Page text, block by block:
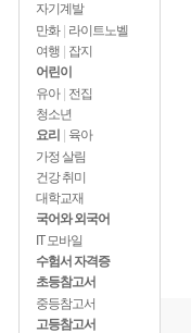
자기계발
만화 | 라이트노벨
여행
잡지
어린이
유아 | 전집
청소년
요리
육아
가정 살림
건강 취미
대학교재
국어와 외국어
IT 모바일
수험서 자격증
초등참고서
중등참고서
고등참고서